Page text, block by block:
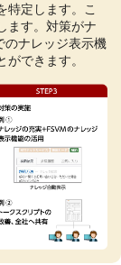
特定します。こ
ます。対策がナ
のナレッジ表示機
できます。